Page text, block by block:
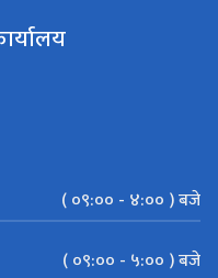
( ०९:०० - ४:०० ) बजे
( ०९:०० - ५:०० ) बजे